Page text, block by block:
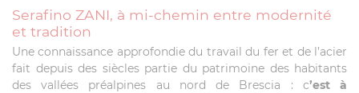
Serafino ZANI, à mi-chemin entre modernité
et tradition
Une connaissance approfondie du travail du fer et de l’acier
fait depuis des siècles partie du patrimoine des habitants
des vallées préalpines au nord de Brescia : c’est à